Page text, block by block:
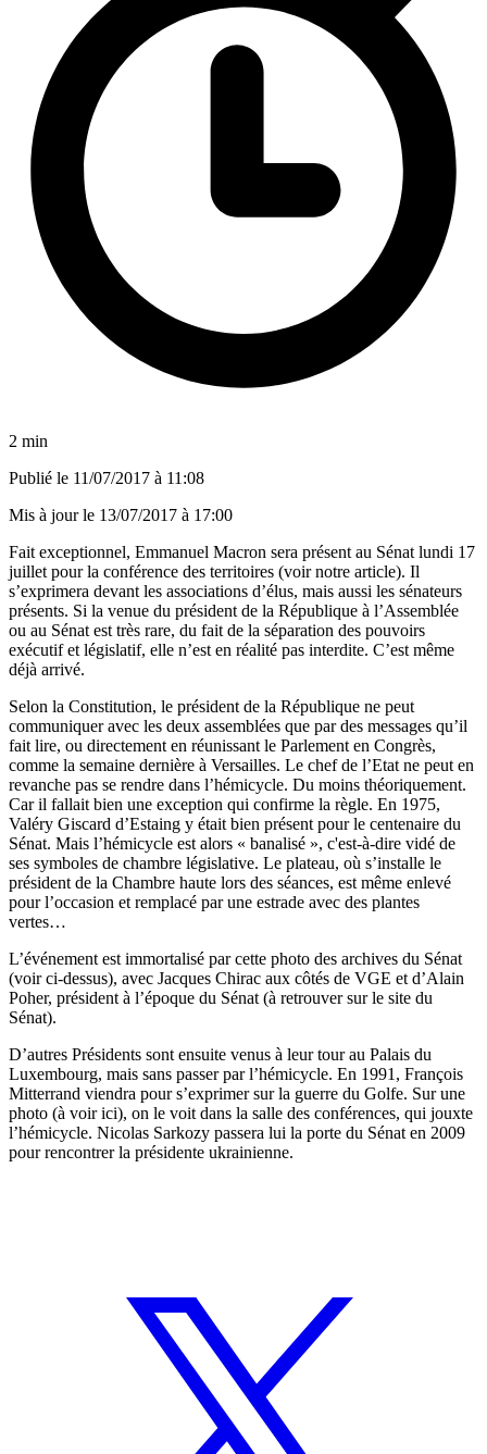
2 min
Publié le 11/07/2017 à 11:08
Mis à jour le 13/07/2017 à 17:00
Fait exceptionnel, Emmanuel Macron sera présent au Sénat lundi 17
juillet pour la conférence des territoires (voir notre article). Il
s’exprimera devant les associations d’élus, mais aussi les sénateurs
présents. Si la venue du président de la République à l’Assemblée
ou au Sénat est très rare, du fait de la séparation des pouvoirs
exécutif et législatif, elle n’est en réalité pas interdite. C’est même
déjà arrivé.
Selon la Constitution, le président de la République ne peut
communiquer avec les deux assemblées que par des messages qu’il
fait lire, ou directement en réunissant le Parlement en Congrès,
comme la semaine dernière à Versailles. Le chef de l’Etat ne peut en
revanche pas se rendre dans l’hémicycle. Du moins théoriquement.
Car il fallait bien une exception qui confirme la règle. En 1975,
Valéry Giscard d’Estaing y était bien présent pour le centenaire du
Sénat. Mais l’hémicycle est alors « banalisé », c'est-à-dire vidé de
ses symboles de chambre législative. Le plateau, où s’installe le
président de la Chambre haute lors des séances, est même enlevé
pour l’occasion et remplacé par une estrade avec des plantes
vertes…
L’événement est immortalisé par cette photo des archives du Sénat
(voir ci-dessus), avec Jacques Chirac aux côtés de VGE et d’Alain
Poher, président à l’époque du Sénat (à retrouversur le site du
Sénat).
D’autres Présidents sont ensuite venus à leur tour au Palais du
Luxembourg, mais sans passer par l’hémicycle. En 1991, François
Mitterrand viendra pour s’exprimer sur la guerre du Golfe. Sur une
photo (à voir ici), on le voit dans la salle des conférences, qui jouxte
l’hémicycle. Nicolas Sarkozy passera lui la porte du Sénat en 2009
pour rencontrer la présidente ukrainienne.